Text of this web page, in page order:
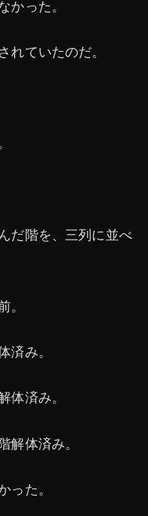
かった。
れていたのだ。
だ階を、三列に並べ
。
済み。
体済み。
解体済み。
った。